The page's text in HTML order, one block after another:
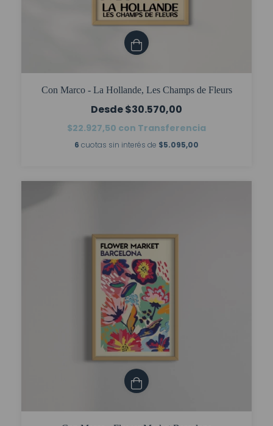
Con Marco - La Hollande, Les Champs de Fleurs
$30.570,00
$22.927,50 con Transferencia
6 cuotas sin interés de $5.095,00